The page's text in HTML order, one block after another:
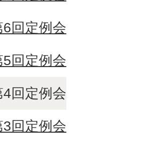
回定例会
回定例会
回定例会
回定例会